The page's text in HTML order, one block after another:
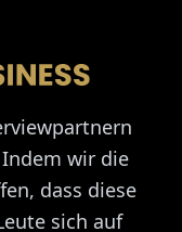
wir die
dass diese
sich auf